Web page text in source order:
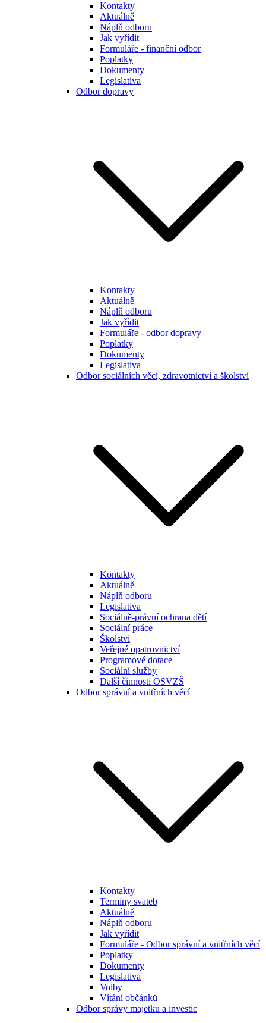
Kontakty
Aktuálně
Náplň odboru
Jak vyřídit
Formuláře - finanční odbor
Poplatky
Dokumenty
Legislativa
Odbor dopravy
Kontakty
Aktuálně
Náplň odboru
Jak vyřídit
Formuláře - odbor dopravy
Poplatky
Dokumenty
Legislativa
Odbor sociálních věcí, zdravotnictví a školství
Kontakty
Aktuálně
Náplň odboru
Legislativa
Sociálně-právní ochrana dětí
Sociální práce
Školství
Veřejné opatrovnictví
Programové dotace
Sociální služby
Další činnosti OSVZŠ
Odbor správní a vnitřních věcí
Kontakty
Termíny svateb
Aktuálně
Náplň odboru
Jak vyřídit
Formuláře - Odbor správní a vnitřních věcí
Poplatky
Dokumenty
Legislativa
Volby
Vítání občánků
Odbor správy majetku a investic